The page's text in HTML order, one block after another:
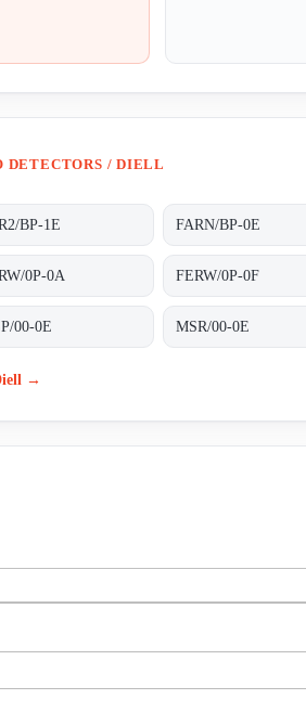
/ DIELL
BP-1E FARN/BP-0E
0P-0A FERW/0P-0F
00-0E MSR/00-0E
→